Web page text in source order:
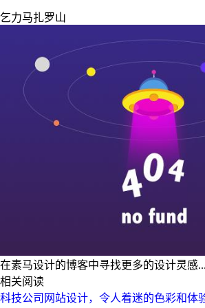
乞力马扎罗山
在素马设计的博客中寻找更多的设计灵感
相关阅读
科技公司网站设计，令人着迷的色彩和体